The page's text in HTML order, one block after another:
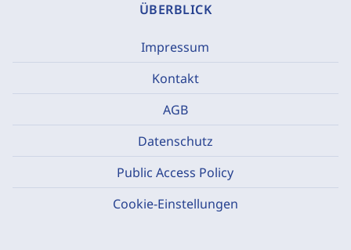
ÜBERBLICK
Impressum
Kontakt
AGB
Datenschutz
Public Access Policy
Cookie-Einstellungen